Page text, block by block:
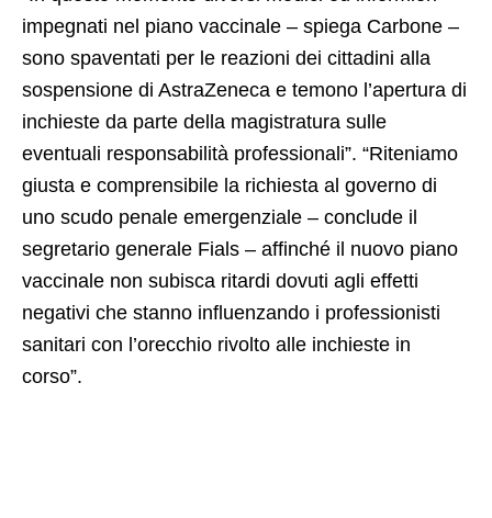
impegnati nel piano vaccinale – spiega Carbone –
sono spaventati per le reazioni dei cittadini alla
sospensione di AstraZeneca e temono l’apertura di
inchieste da parte della magistratura sulle
eventuali responsabilità professionali”. “Riteniamo
giusta e comprensibile la richiesta al governo di
uno scudo penale emergenziale – conclude il
segretario generale Fials – affinché il nuovo piano
vaccinale non subisca ritardi dovuti agli effetti
negativi che stanno influenzando i professionisti
sanitari con l’orecchio rivolto alle inchieste in
corso”.